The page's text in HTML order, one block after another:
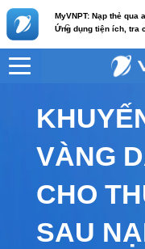
MyVNPT: Nạp thẻ qua
Ứng dụng tiện ích, tra
c
VNPT Nội
VÀNG
CHO
SAU